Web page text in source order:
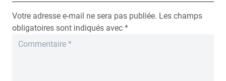
Votre adresse e-mail ne sera pas publiée. Les champs
obligatoires sont indiqués avec *